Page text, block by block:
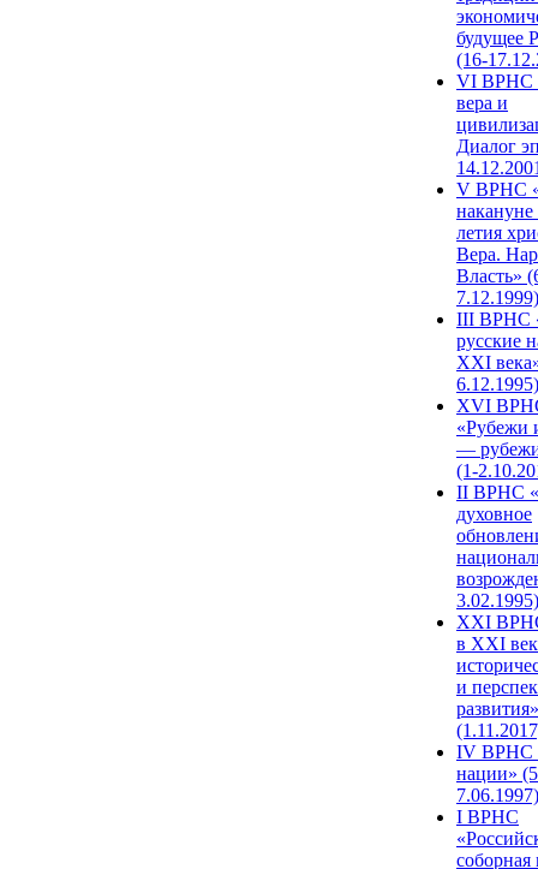
будущее
(16-
VI ВРНС
вера и
Диалог
V ВРНС
накануне
летия
Вера.
Власть»
7.12.1999)
III ВРНС
русские
XXI
6.12.1995)
XVI
«Рубежи
—
(1-
II ВРНС
духовное
3.02.1995)
XХI
в XXI
и
развития»
IV ВРНС
нации»
7.06.1997)
I ВРНС